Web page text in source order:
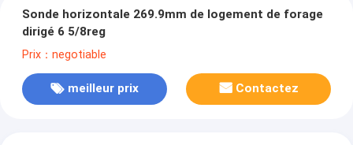
Sonde horizontale 269.9mm de logement de forage
dirigé 6 5/8reg
Prix：negotiable
meilleur prix Contactez